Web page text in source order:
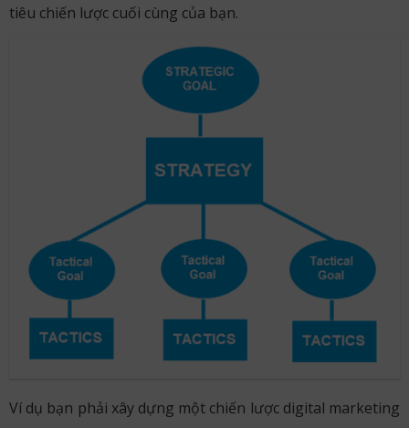
tiêu chiến lược cuối cùng của bạn.
Ví dụ bạn phải xây dựng một chiến lược digital marketing